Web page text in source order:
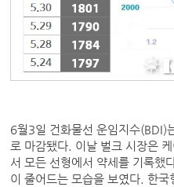
6월3일 건화물선 운임지수(BDI)
로 마감됐다. 이날 벌크 시장은
서 모든 선형에서 약세를 기록했
이 줄어드는 모습을 보였다. 한